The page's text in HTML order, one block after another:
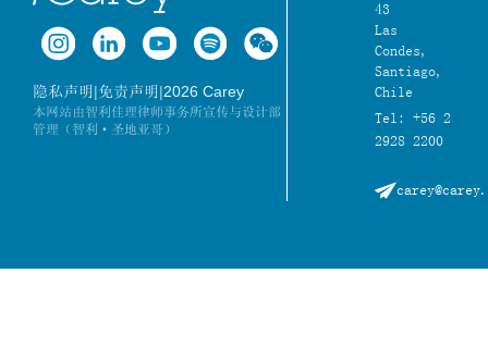
隐私声明|免责声明|2026 Carey
本网站由智利佳理律师事务所宣传与设计部
管理（智利·圣地亚哥）
43
Las
Condes,
Santiago,
Chile
Tel: +56 2
2928 2200